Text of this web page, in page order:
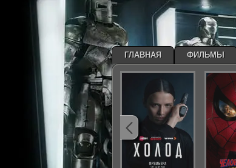
ГЛАВНАЯ ФИЛЬМЫ